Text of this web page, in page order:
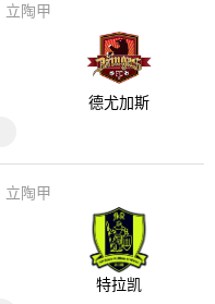
立陶甲
德尤加斯
立陶甲
特拉凯